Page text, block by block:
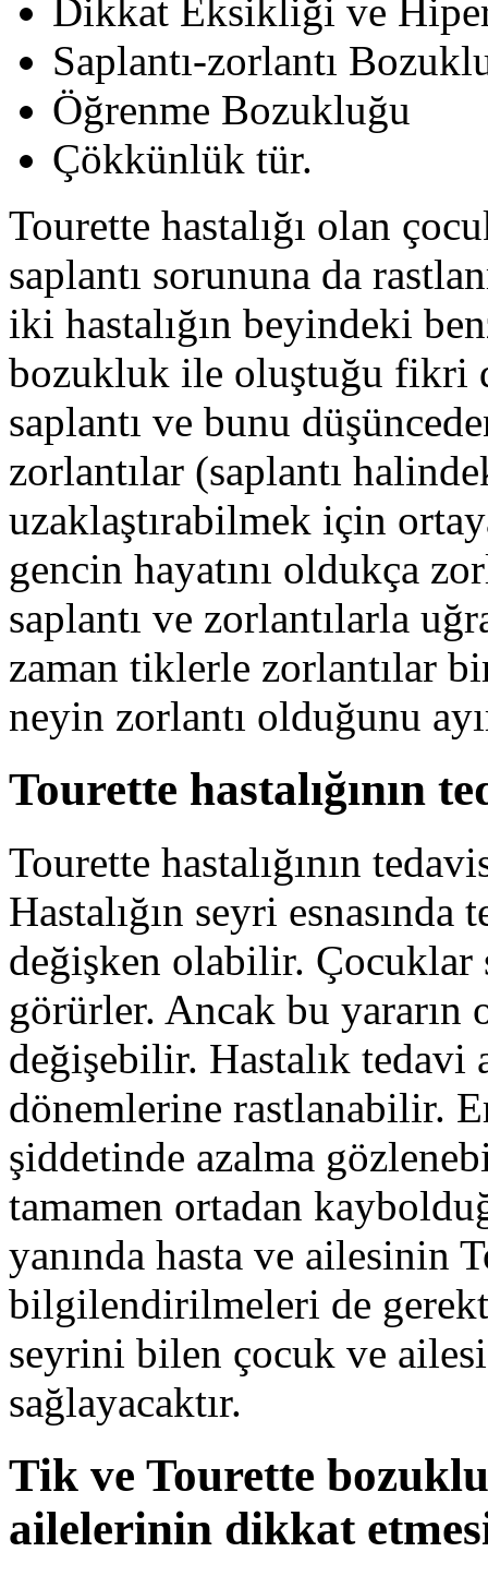
Dikkat Eksikliği ve
Saplantı-zorlantı
Öğrenme Bozukluğu
Çökkünlük tür.
Tourette hastalığı olan
saplantı sorununa da
iki hastalığın beyindeki
bozukluk ile oluştuğu fikri
saplantı ve bunu
zorlantılar (saplantı
uzaklaştırabilmek için
gencin hayatını oldukça
saplantı ve zorlantılarla
zaman tiklerle zorlantılar
neyin zorlantı olduğunu
Tourette hastalığının
Tourette hastalığının
Hastalığın seyri esnasında
değişken olabilir. Çocuklar
görürler. Ancak bu yararın
değişebilir. Hastalık tedavi
dönemlerine rastlanabilir.
şiddetinde azalma
tamamen ortadan
yanında hasta ve ailesinin
bilgilendirilmeleri de
seyrini bilen çocuk ve
sağlayacaktır.
Tik ve Tourette
ailelerinin dikkat